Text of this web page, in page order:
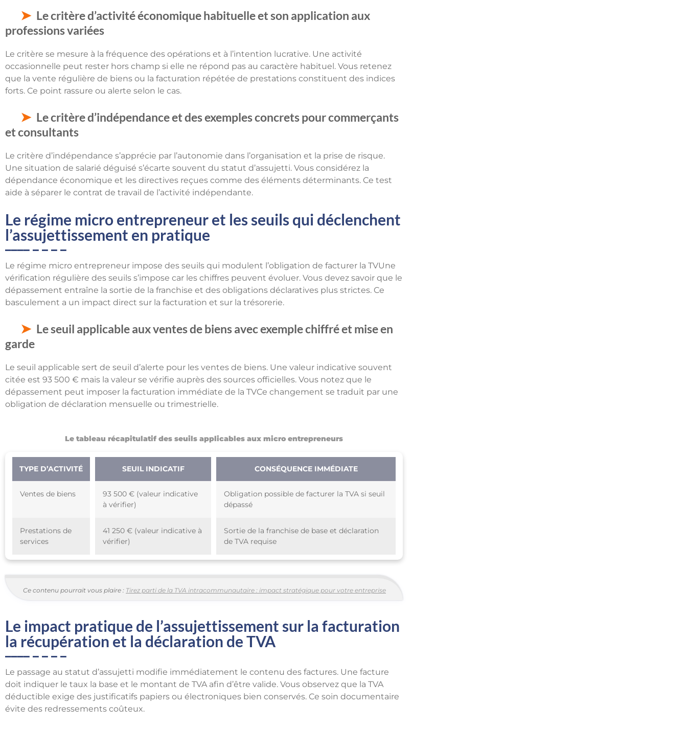
Le critère d’activité économique habituelle et son application aux
professions variées
Le critère se mesure à la fréquence des opérations et à l’intention lucrative. Une activité
occasionnelle peut rester hors champ si elle ne répond pas au caractère habituel. Vous retenez
que la vente régulière de biens ou la facturation répétée de prestations constituent des indices
forts. Ce point rassure ou alerte selon le cas.
Le critère d’indépendance et des exemples concrets pour commerçants
et consultants
Le critère d’indépendance s’apprécie par l’autonomie dans l’organisation et la prise de risque.
Une situation de salarié déguisé s’écarte souvent du statut d’assujetti. Vous considérez la
dépendance économique et les directives reçues comme des éléments déterminants. Ce test
aide à séparer le contrat de travail de l’activité indépendante.
Le régime micro entrepreneur et les seuils qui déclenchent
l’assujettissement en pratique
Le régime micro entrepreneur impose des seuils qui modulent l’obligation de facturer la TVUne
vérification régulière des seuils s’impose car les chiffres peuvent évoluer. Vous devez savoir que le
dépassement entraîne la sortie de la franchise et des obligations déclaratives plus strictes. Ce
basculement a un impact direct sur la facturation et sur la trésorerie.
Le seuil applicable aux ventes de biens avec exemple chiffré et mise en
garde
Le seuil applicable sert de seuil d’alerte pour les ventes de biens. Une valeur indicative souvent
citée est 93 500 € mais la valeur se vérifie auprès des sources officielles. Vous notez que le
dépassement peut imposer la facturation immédiate de la TVCe changement se traduit par une
obligation de déclaration mensuelle ou trimestrielle.
Le tableau récapitulatif des seuils applicables aux micro entrepreneurs
TYPE D’ACTIVITÉ SEUIL INDICATIF CONSÉQUENCE IMMÉDIATE
Ventes de biens
93 500 € (valeur indicative
à vérifier)
Obligation possible de facturer la TVA si seuil
dépassé
Prestations de
services
41 250 € (valeur indicative à
vérifier)
Sortie de la franchise de base et déclaration
de TVA requise
Ce contenu pourrait vous plaire : Tirez parti de la TVA intracommunautaire : impact stratégique pour votre entreprise
Le impact pratique de l’assujettissement sur la facturation
la récupération et la déclaration de TVA
Le passage au statut d’assujetti modifie immédiatement le contenu des factures. Une facture
doit indiquer le taux la base et le montant de TVA afin d’être valide. Vous observez que la TVA
déductible exige des justificatifs papiers ou électroniques bien conservés. Ce soin documentaire
évite des redressements coûteux.